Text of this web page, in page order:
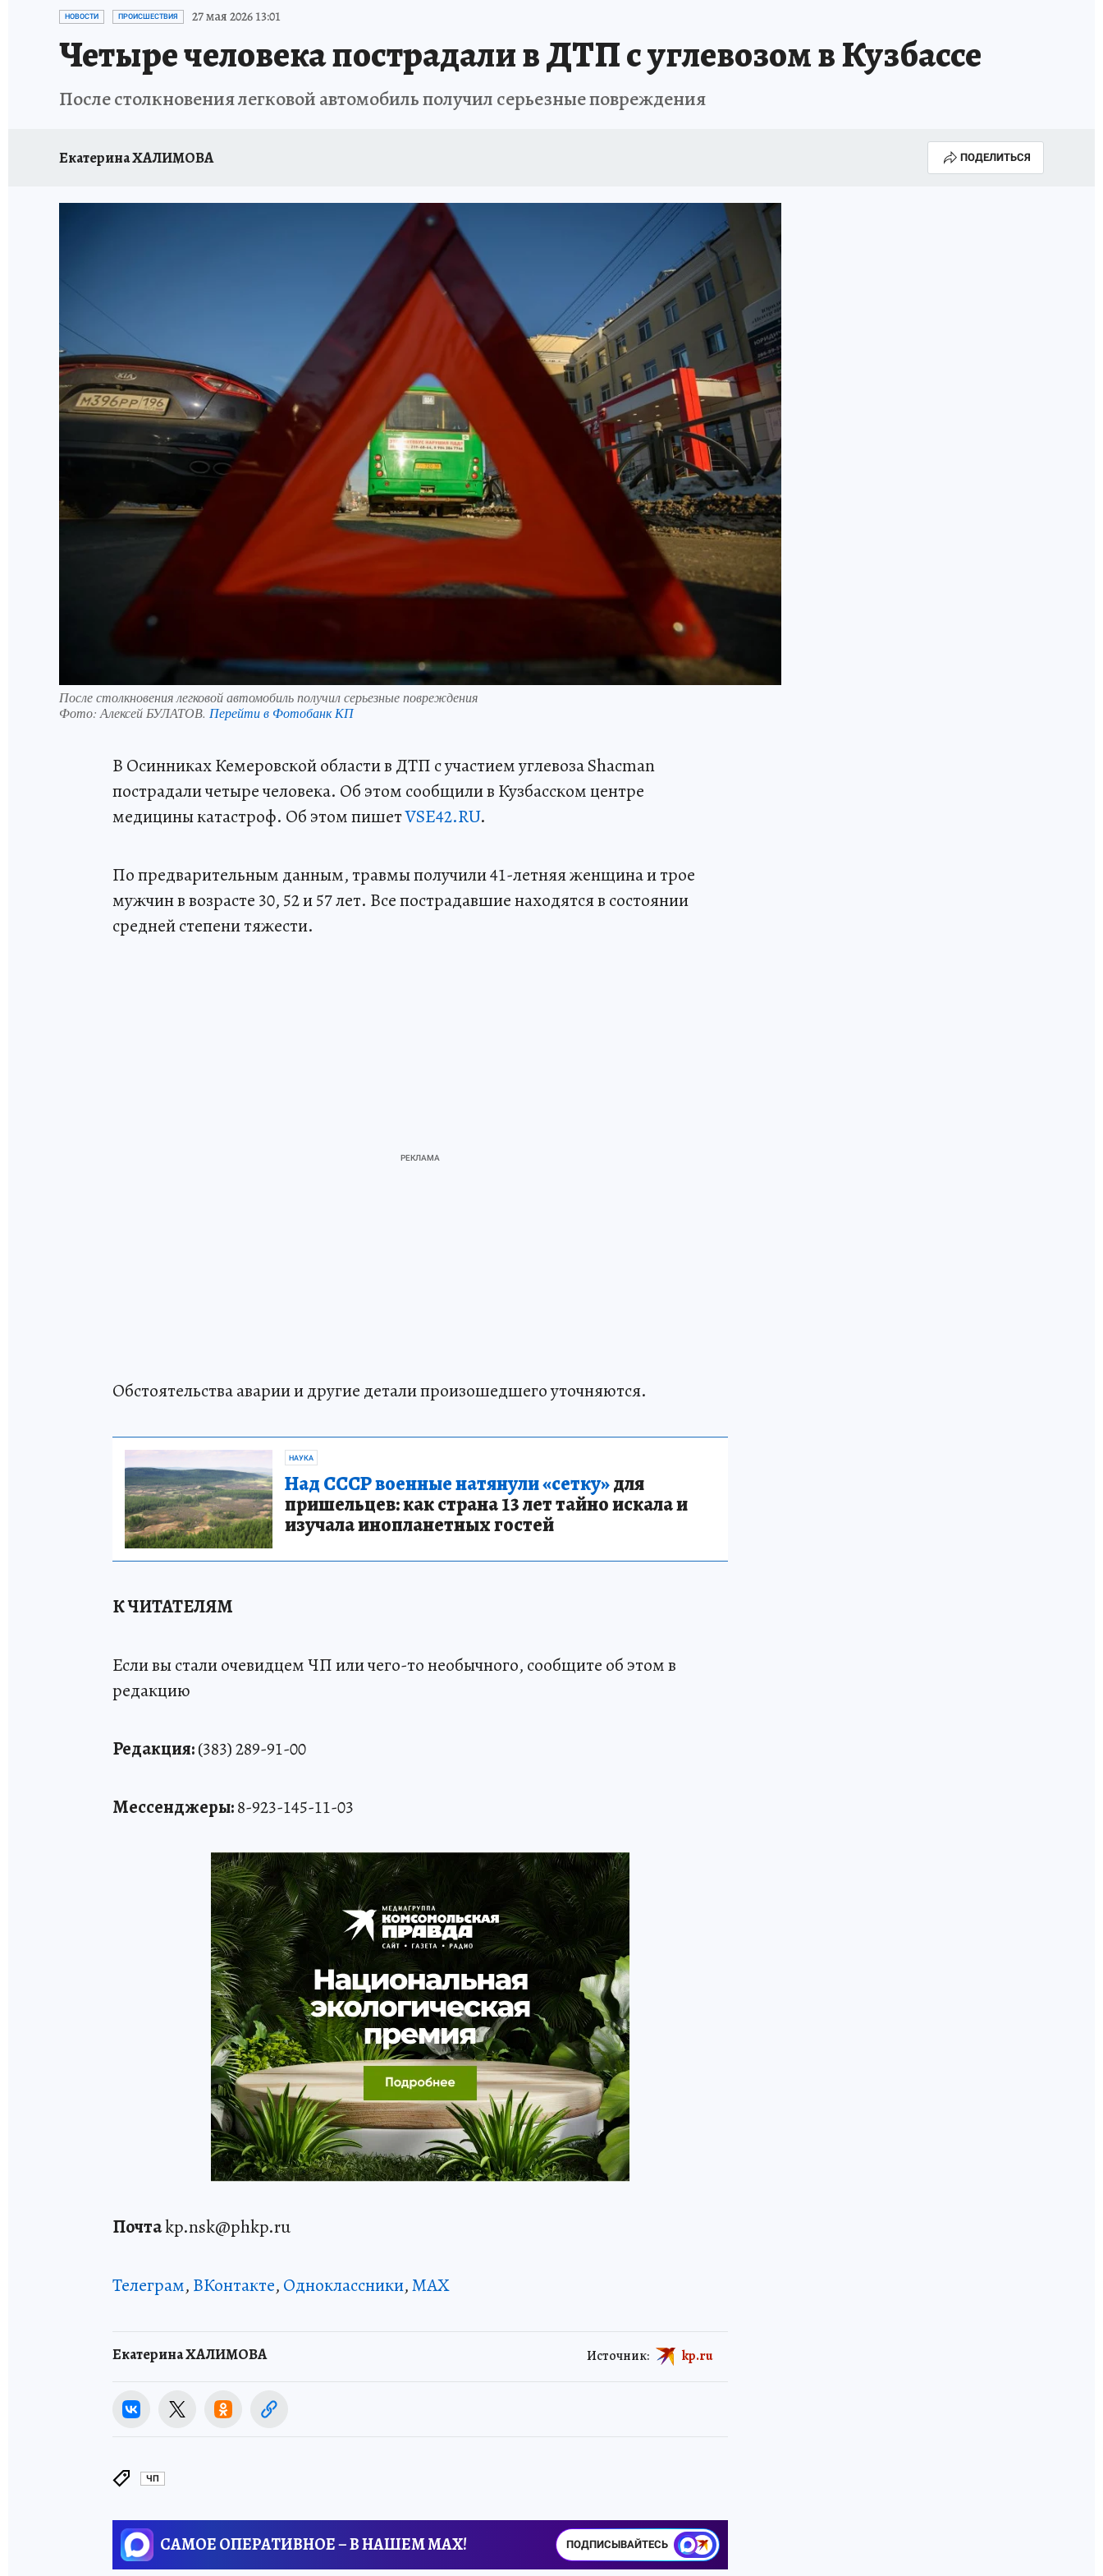
ОТДЫХ В РОССИИ ЗАПОВЕДНАЯ РОССИЯ
НОВОСТИ ПРОИСШЕСТВИЯ 27 мая 2026 13:01
Четыре человека пострадали в ДТП с углевозом в Кузбассе
После столкновения легковой автомобиль получил серьезные повреждения
Екатерина ХАЛИМОВА ПОДЕЛИТЬСЯ
После столкновения легковой автомобиль получил серьезные повреждения
Фото: Алексей БУЛАТОВ. Перейти в Фотобанк КП
В Осинниках Кемеровской области в ДТП с участием углевоза Shacman
пострадали четыре человека. Об этом сообщили в Кузбасском центре
медицины катастроф. Об этом пишетVSE42.RU.
По предварительным данным, травмы получили 41-летняя женщина и трое
мужчин в возрасте 30, 52 и 57 лет. Все пострадавшие находятся в состоянии
средней степени тяжести.
Обстоятельства аварии и другие детали произошедшего уточняются.
НАУКА
Над СССР военные натянули «сетку»для
пришельцев: как страна 13 лет тайно искала и
изучала инопланетных гостей
К ЧИТАТЕЛЯМ
Если вы стали очевидцем ЧП или чего-то необычного, сообщите об этом в
редакцию
Редакция:(383) 289-91-00
Мессенджеры:8-923-145-11-03
Почтаkp.nsk@phkp.ru
Телеграм, ВКонтакте, Одноклассники,MAX
Екатерина ХАЛИМОВА Источник: kp.ru
ЧП
САМОЕ ОПЕРАТИВНОЕ – В НАШЕМ MAX! ПОДПИСЫВАЙТЕСЬ